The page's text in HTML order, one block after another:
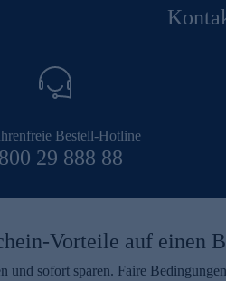
Bestell-Hotline
29 888 88
Vorteile auf einen
und sofort sparen. Faire